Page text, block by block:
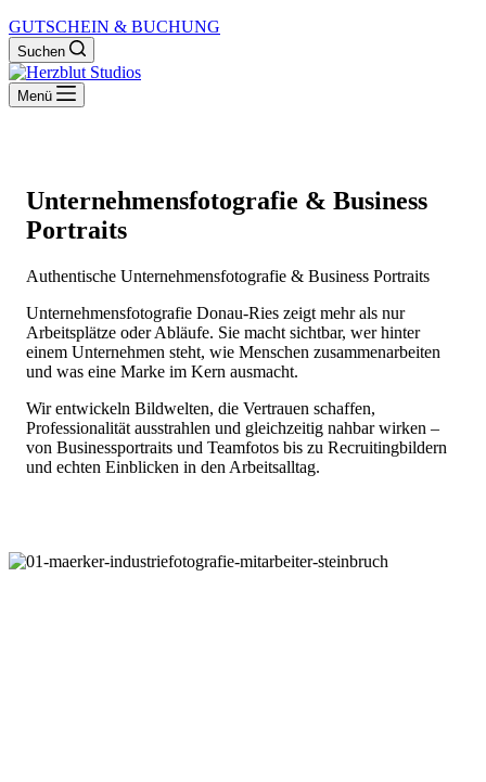
GUTSCHEIN & BUCHUNG
Suchen
Menü
Unternehmensfotografie & Business
Portraits
Authentische Unternehmensfotografie & Business Portraits
Unternehmensfotografie Donau-Ries zeigt mehr als nur
Arbeitsplätze oder Abläufe. Sie macht sichtbar, wer hinter
einem Unternehmen steht, wie Menschen zusammenarbeiten
und was eine Marke im Kern ausmacht.
Wir entwickeln Bildwelten, die Vertrauen schaffen,
Professionalität ausstrahlen und gleichzeitig nahbar wirken –
von Businessportraits und Teamfotos bis zu Recruitingbildern
und echten Einblicken in den Arbeitsalltag.